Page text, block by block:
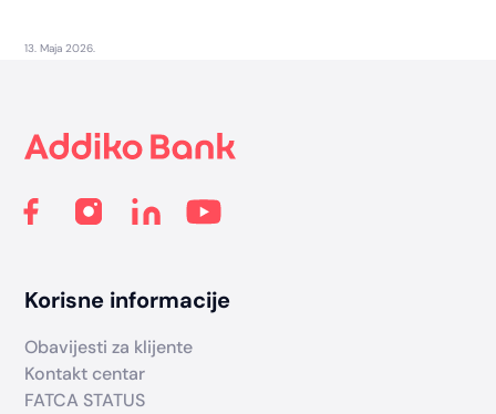
13. Maja 2026.
Korisne informacije
Obavijesti za klijente
Kontakt centar
FATCA STATUS